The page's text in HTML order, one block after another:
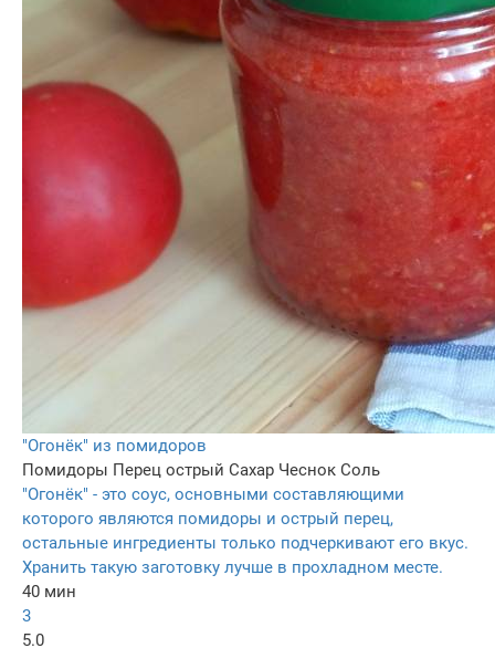
"Огонёк" из помидоров
Помидоры Перец острый Сахар Чеснок Соль
"Огонёк" - это соус, основными составляющими
которого являются помидоры и острый перец,
остальные ингредиенты только подчеркивают его вкус.
Хранить такую заготовку лучше в прохладном месте.
40 мин
3
5.0